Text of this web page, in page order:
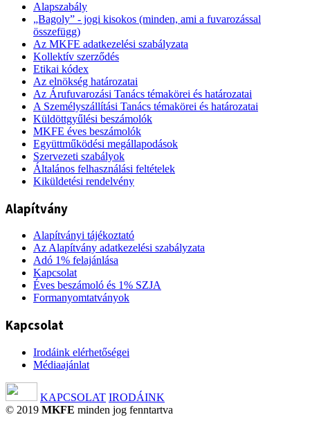
Alapszabály
„Bagoly” - jogi kisokos (minden, ami a fuvarozással
összefügg)
Az MKFE adatkezelési szabályzata
Kollektív szerződés
Etikai kódex
Az elnökség határozatai
Az Árufuvarozási Tanács témakörei és határozatai
A Személyszállítási Tanács témakörei és határozatai
Küldöttgyűlési beszámolók
MKFE éves beszámolók
Együttműködési megállapodások
Szervezeti szabályok
Általános felhasználási feltételek
Kiküldetési rendelvény
Alapítvány
Alapítványi tájékoztató
Az Alapítvány adatkezelési szabályzata
Adó 1% felajánlása
Kapcsolat
Éves beszámoló és 1% SZJA
Formanyomtatványok
Kapcsolat
Irodáink elérhetőségei
Médiaajánlat
KAPCSOLAT IRODÁINK
© 2019 MKFE minden jog fenntartva